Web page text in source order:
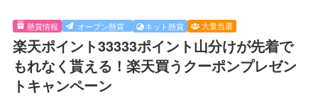
懸賞情報 オープン懸賞 ネット懸賞 大量当選
楽天ポイント33333ポイント山分けが先着で
もれなく貰える！楽天買うクーポンプレゼン
トキャンペーン